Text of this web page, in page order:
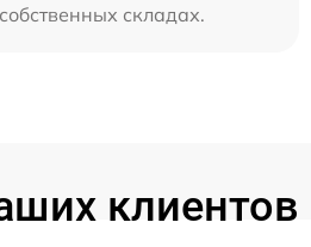
складах.
клиентов